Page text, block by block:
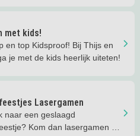
met kids!
en top Kidsproof! Bij Thijs en
je met de kids heerlijk uiteten!
Lasergamen
naar een geslaagd
Kom dan lasergamen bij